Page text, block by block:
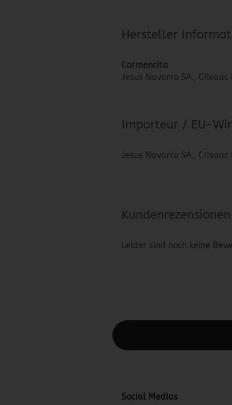
Hersteller
Carmencita
Jesus Navarro SA., C/
Importeur / EU-
Jesus Navarro SA., C/
Kundenrezensionen
Leider sind noch keine
Social Medias